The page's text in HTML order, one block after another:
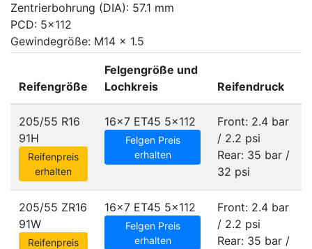
Zentrierbohrung (DIA): 57.1 mm
PCD: 5x112
Gewindegröße: M14 x 1.5
Reifengröße
Felgengröße und
Lochkreis
Reifendruck
205/55 R16
91H
Reifenpreis
erhalten
16x7 ET45 5x112
Felgen Preis
erhalten
Front: 2.4 bar
/ 2.2 psi
Rear: 35 bar /
32 psi
205/55 ZR16
91W
Reifenpreis
16x7 ET45 5x112
Felgen Preis
erhalten
Front: 2.4 bar
/ 2.2 psi
Rear: 35 bar /